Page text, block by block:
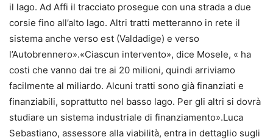
il lago. Ad Affi il tracciato prosegue con una strada a due
corsie fino all’alto lago. Altri tratti metteranno in rete il
sistema anche verso est (Valdadige) e verso
l’Autobrennero».«Ciascun intervento», dice Mosele, « ha
costi che vanno dai tre ai 20 milioni, quindi arriviamo
facilmente al miliardo. Alcuni tratti sono già finanziati e
finanziabili, soprattutto nel basso lago. Per gli altri si dovrà
studiare un sistema industriale di finanziamento».Luca
Sebastiano, assessore alla viabilità, entra in dettaglio sugli